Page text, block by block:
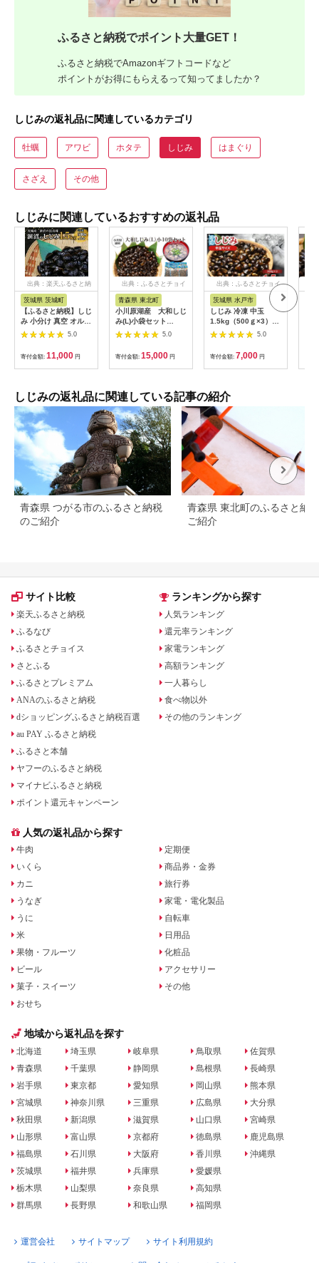
ふるさと納税でポイント大量GET！
ふるさと納税でAmazonギフトコードなど
ポイントがお得にもらえるって知ってましたか？
しじみの返礼品に関連しているカテゴリ
牡蠣 アワビ ホタテ しじみ はまぐり
さざえ その他
しじみに関連しているおすすめの返礼品
出典：楽天ふるさと納
茨城県 茨城町
【ふるさと納税】しじ
み 小分け 真空 オルニ
チン しじみ汁 しじみ
ご飯 しじみバター
452 しじみ 冷凍 砂抜
き 1.5kg 500g × 3袋
ひぬま やまと シジミ
5.0
寄付金額: 11,000 円
出典：ふるさとチョイ
青森県 東北町
小川原湖産 大和しじ
み(L)小袋セット
150g×10パック/計
1kg 【02408-
5.0
寄付金額: 15,000 円
出典：ふるさとチョイ
茨城県 水戸市
しじみ 冷凍 中玉
1.5kg（500ｇ×3）砂
抜き済み 涸沼川 う女
川【シジミ オルニチ
ン ミネラル ビタミン
B12 出汁 肝臓 味噌汁
スープ 茨城県 水戸
5.0
寄付金額: 7,000 円
しじみの返礼品に関連している記事の紹介
青森県 つがる市のふるさと納税
のご紹介
青森県 東北町のふるさと納
ご紹介
サイト比較
楽天ふるさと納税
ふるなび
ふるさとチョイス
さとふる
ふるさとプレミアム
ANAのふるさと納税
dショッピングふるさと納税百選
au PAY ふるさと納税
ふるさと本舗
ヤフーのふるさと納税
マイナビふるさと納税
ポイント還元キャンペーン
ランキングから探す
人気ランキング
還元率ランキング
家電ランキング
高額ランキング
一人暮らし
食べ物以外
その他のランキング
人気の返礼品から探す
牛肉
いくら
カニ
うなぎ
うに
米
果物・フルーツ
ビール
菓子・スイーツ
おせち
定期便
商品券・金券
旅行券
家電・電化製品
自転車
日用品
化粧品
アクセサリー
その他
地域から返礼品を探す
北海道
青森県
岩手県
宮城県
秋田県
山形県
福島県
茨城県
栃木県
群馬県
埼玉県
千葉県
東京都
神奈川県
新潟県
富山県
石川県
福井県
山梨県
長野県
岐阜県
静岡県
愛知県
三重県
滋賀県
京都府
大阪府
兵庫県
奈良県
和歌山県
鳥取県
島根県
岡山県
広島県
山口県
徳島県
香川県
愛媛県
高知県
福岡県
佐賀県
長崎県
熊本県
大分県
宮崎県
鹿児島県
沖縄県
運営会社 サイトマップ サイト利用規約